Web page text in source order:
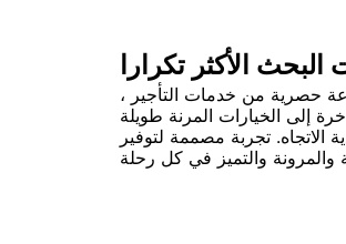
البحث الأكثر تكرارا
حصرية من خدمات التأجير ،
إلى الخيارات المرنة طويلة
الاتجاه. تجربة مصممة لتوفير